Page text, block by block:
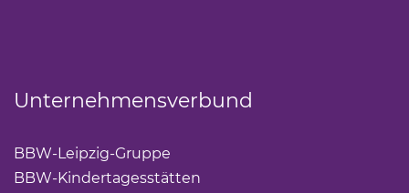
Unternehmensverbund
BBW-Leipzig-Gruppe
BBW-Kindertagesstätten